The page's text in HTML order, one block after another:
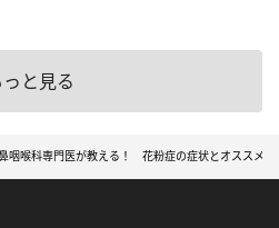
と見る
咽喉科専門医が教える！ 花粉症の症状とオススメ対